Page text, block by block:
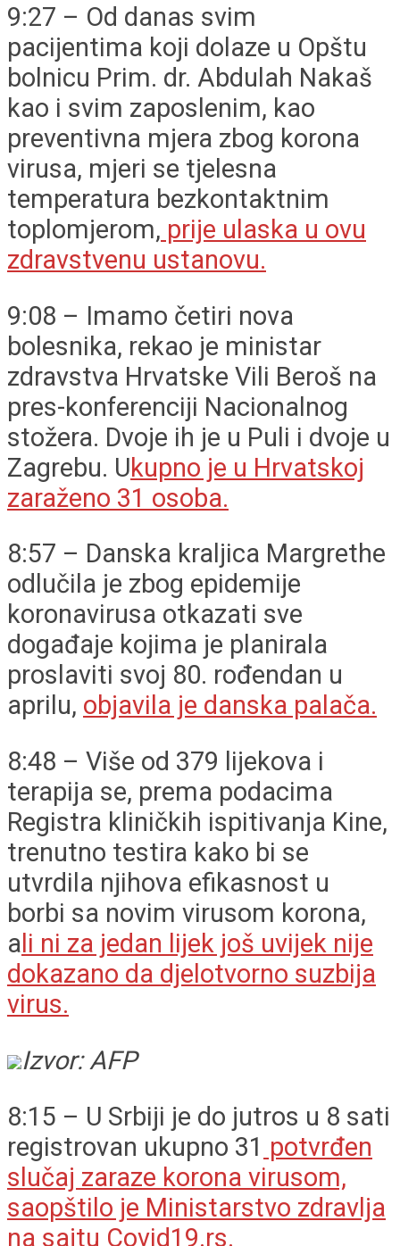
9:27 – Od danas svim
pacijentima koji dolaze u Opštu
bolnicu Prim. dr. Abdulah Nakaš
kao i svim zaposlenim, kao
preventivna mjera zbog korona
virusa, mjeri se tjelesna
temperatura bezkontaktnim
toplomjerom, prije ulaska u ovu
zdravstvenu ustanovu.
9:08 – Imamo četiri nova
bolesnika, rekao je ministar
zdravstva Hrvatske Vili Beroš na
pres-konferenciji Nacionalnog
stožera. Dvoje ih je u Puli i dvoje u
Zagrebu. Ukupno je u Hrvatskoj
zaraženo 31 osoba.
8:57 – Danska kraljica Margrethe
odlučila je zbog epidemije
koronavirusa otkazati sve
događaje kojima je planirala
proslaviti svoj 80. rođendan u
aprilu, objavila je danska palača.
8:48 – Više od 379 lijekova i
terapija se, prema podacima
Registra kliničkih ispitivanja Kine,
trenutno testira kako bi se
utvrdila njihova efikasnost u
borbi sa novim virusom korona,
a li ni za jedan lijek još uvijek nije
dokazano da djelotvorno suzbija
virus.
Izvor: AFP
8:15 – U Srbiji je do jutros u 8 sati
registrovan ukupno 31 potvrđen
slučaj zaraze korona virusom,
saopštilo je Ministarstvo zdravlja
na sajtu Covid19.rs.